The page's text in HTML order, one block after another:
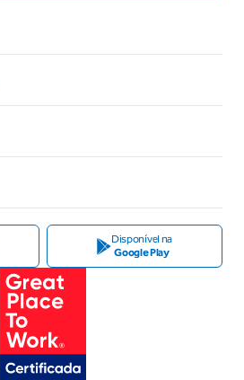
Disponível na
Google Play